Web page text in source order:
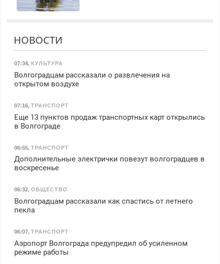
НОВОСТИ
07:34, КУЛЬТУРА
Волгоградцам рассказали о развлечения на
открытом воздухе
07:16, ТРАНСПОРТ
Еще 13 пунктов продаж транспортных карт открылись
в Волгограде
06:55, ТРАНСПОРТ
Дополнительные электрички повезут волгоградцев в
воскресенье
06:32, ОБЩЕСТВО
Волгоградцам рассказали как спастись от летнего
пекла
06:07, ТРАНСПОРТ
Аэропорт Волгограда предупредил об усиленном
режиме работы